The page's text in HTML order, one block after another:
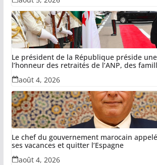
Le président de la République préside
l’honneur des retraités de l’ANP, des
du devoir national et des invalides dans le
antiterroriste
août 4, 2026
Le chef du gouvernement marocain appelé à interrompre
ses vacances et quitter l’Espagne
août 4, 2026